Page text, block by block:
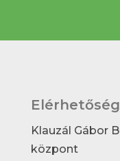
Klauzál Gábor
központ